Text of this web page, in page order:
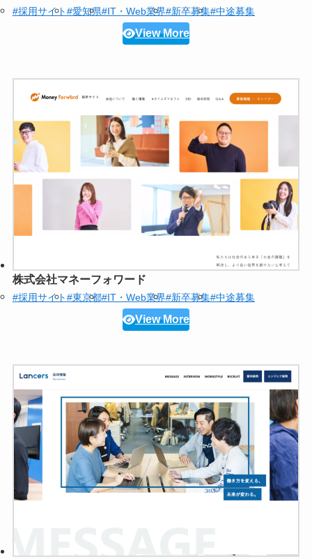
#採用サイト#愛知県#IT・Web業界#新卒募集#中途募集
View More
株式会社マネーフォワード
#採用サイト#東京都#IT・Web業界#新卒募集#中途募集
View More